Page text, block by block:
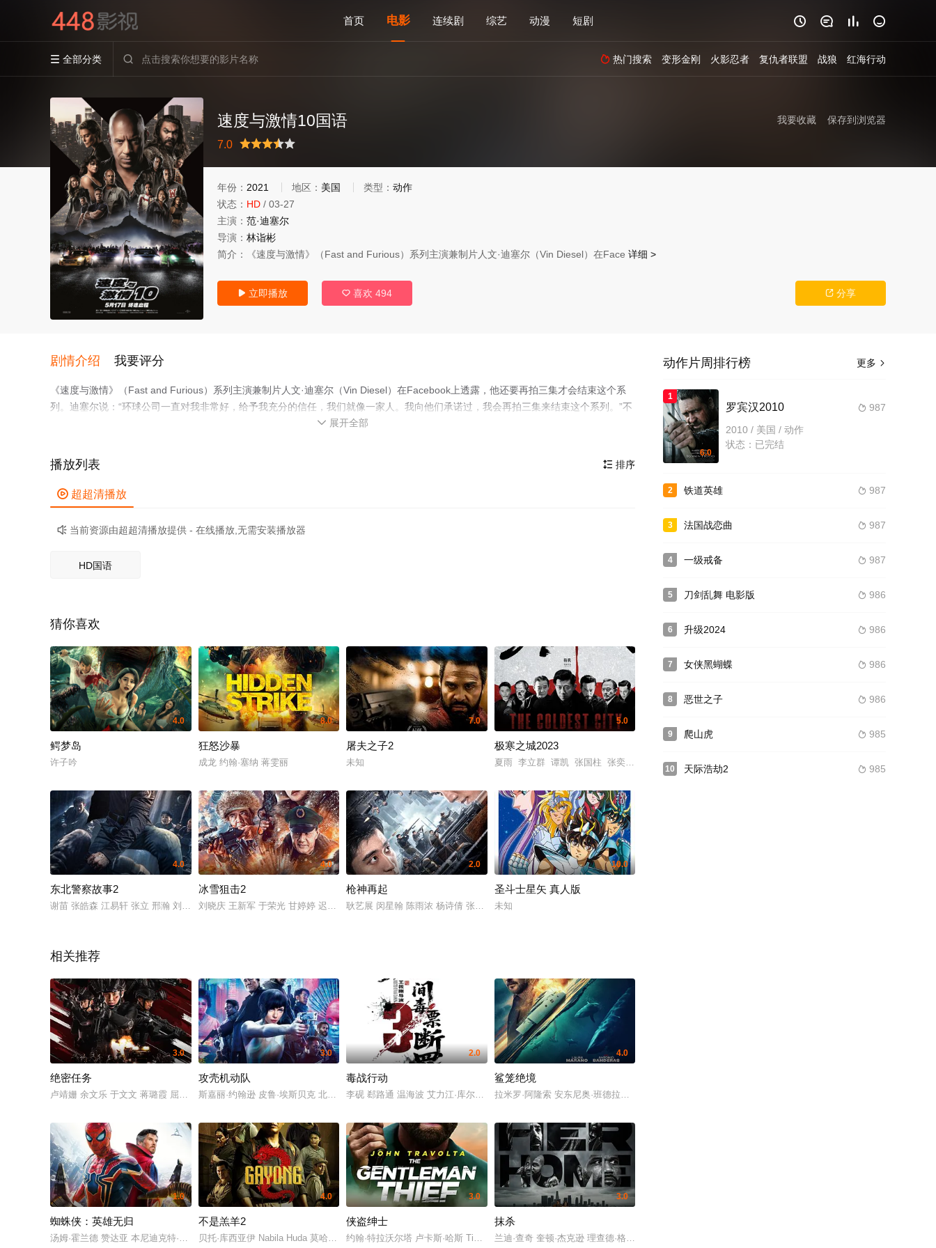
首页 电影 连续剧 综艺 动漫 短剧    
 全部分类   热门搜索 变形金刚 火影忍者 复仇者联盟 战狼 红海行动
保存到浏览器
我要收藏
速度与激情10国语
7.0
很差较差还行 推荐力荐
年份： 2021 地区： 美国 类型： 动作
状态： HD / 03-27
主演： 范·迪塞尔
导演： 林诣彬
简介：
《速度与激情》（Fast and Furious）系列主演兼制片人文·迪塞尔（Vin Diesel）在Face 详细 >
 立即播放  喜欢 494  分享
剧情介绍 我要评分
《速度与激情》（Fast and Furious）系列主演兼制片人文·迪塞尔（Vin Diesel）在Facebook上透露，他还要再拍三集才会结束这个系
列。迪塞尔说：“环球公司一直对我非常好，给予我充分的信任，我们就像一家人。我向他们承诺过，我会再拍三集来结束这个系列。”不
过文·迪塞尔今天回应说，这个系列对自己十分特别，因此会处处小心对待。而且目前《速度与激情8》还没有剧本，更别提邀请导演了。
四、五年后才能与观众见面了，至于《速度与激情10》则至少要到2020年后。
 展开全部
 排序
播放列表
 超超清播放
 当前资源由超超清播放提供 - 在线播放,无需安装播放器
HD国语
猜你喜欢
4.0
鳄梦岛
许子吟
8.0
狂怒沙暴
成龙 约翰·塞纳 蒋雯丽
7.0
屠夫之子2
未知
5.0
极寒之城2023
夏雨 李立群 谭凯 张国柱 张奕聪 金士杰 杨皓宇 王可如 冯嘉怡 那志东 小么哥 焦刚 张帆 胡明 白红
4.0
东北警察故事2
谢苗 张皓森 江易轩 张立 邢瀚 刘峰超
4.0
冰雪狙击2
刘晓庆 王新军 于荣光 甘婷婷 迟志强 王辉
2.0
枪神再起
耿艺展 闵星翰 陈雨浓 杨诗倩 张艺骞 豆艺坤
10.0
圣斗士星矢 真人版
未知
相关推荐
3.0
绝密任务
卢靖姗 余文乐 于文文 蒋璐霞 屈菁菁 张溯哲 朱烁燃 明子煜 褚旭 亮月儿 王飞斐 常丹丹 金丽慧子 潘羞月 朱庭辰 叶彤 凡尼达·宾蒂·伊姆兰 曹操 喻亢 杰布 于晓光 陶慧敏 周惠林 高曙光 王若麟 刘屹宸 基诺 尚馨
3.0
攻壳机动队
斯嘉丽·约翰逊 皮鲁·埃斯贝克 北野武 朱丽叶·比诺什 迈克尔·皮特 黄经汉 丹妮西娅·萨马尔 拉札勒斯·雷图勒 泉原豊 托万达·马尼莫 彼得·费迪南多 安娜玛丽亚·玛琳卡 丹尼尔·亨绍尔 安
2.0
毒战行动
李砚 郄路通 温海波 艾力江·库尔班 吕新舜 张晓娜 姬龙 战克林 崔乐 黄晓吉 陈芊朵 买合努尔·买合木提 鄢一笑
4.0
鲨笼绝境
拉米罗·阿隆索 安东尼奥·班德拉斯 瑞安·伯特罗奇 耶斯·利奥丹 迭戈·利纳斯 路易·曼迪勒 劳拉·马兰洛 蒂莫西
1.0
蜘蛛侠：英雄无归
汤姆·霍兰德 赞达亚 本尼迪克特·康伯巴奇 雅各布·贝塔隆 托比·马奎尔 安德鲁·加菲尔德 玛丽莎·托梅 乔恩·费儒 王汉斌 威廉·达福 阿尔弗雷德·莫里纳 托马斯·哈登·丘奇 杰米·福克斯 瑞斯·伊凡斯 J·K·西蒙斯 查理·考克斯 安
4.0
不是羔羊2
贝托·库西亚伊 Nabila Huda 莫哈末·沙菲·纳斯威普 Fauzie Laily 李博艺
3.0
侠盗绅士
约翰·特拉沃尔塔 卢卡斯·哈斯 Tim Sitarz Tim Sitarz 山姆·阿斯加里 艾米莉·斯金纳 娜塔莉·由拉 DJ卡拉德 奎韦斯·科亚特·马歇尔 Danny Pardo 欧
3.0
抹杀
兰迪·查奇 奎顿·杰克逊 理查德·格里克 大卫·乔卡奇 娜塔莉·伯恩 艾尔·斯帕恩扎 劳瑞·佛蒂尔 罗伯特·拉萨多
更多 
动作片周排行榜
1
6.0
 987
罗宾汉2010
2010 / 美国 / 动作
状态：已完结
2  987
铁道英雄
3  987
法国战恋曲
4  987
一级戒备
5  986
刀剑乱舞 电影版
6  986
升级2024
7  986
女侠黑蝴蝶
8  986
恶世之子
9  985
爬山虎
10  985
天际浩劫2